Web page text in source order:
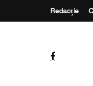
Redacție